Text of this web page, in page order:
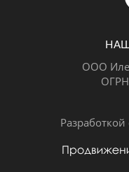
ООО
Разработкой